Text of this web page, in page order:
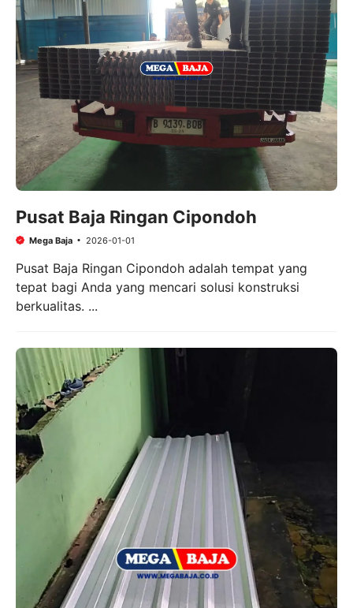
Pusat Baja Ringan Cipondoh
Mega Baja 2026-01-01
Pusat Baja Ringan Cipondoh adalah tempat yang
tepat bagi Anda yang mencari solusi konstruksi
berkualitas. ...